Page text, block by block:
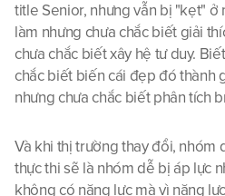
title Senior, nhưng vẫn bị "kẹt"
làm nhưng chưa chắc biết giải
chưa chắc biết xây hệ tư duy.
chắc biết biến cái đẹp đó thành
nhưng chưa chắc biết phân tích
Và khi thị trường thay đổi, nhóm
thực thi sẽ là nhóm dễ bị áp lực
không có năng lực mà vì năng